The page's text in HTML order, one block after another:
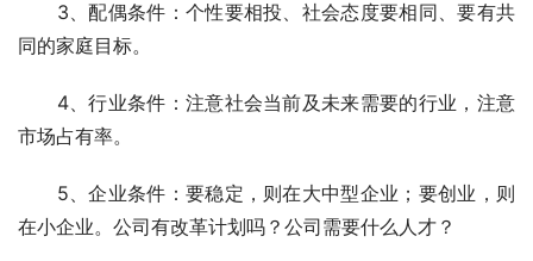
3、配偶条件：个性要相投、社会态度要相同、要有共
同的家庭目标。
4、行业条件：注意社会当前及未来需要的行业，注意
市场占有率。
5、企业条件：要稳定，则在大中型企业；要创业，则
在小企业。公司有改革计划吗？公司需要什么人才？